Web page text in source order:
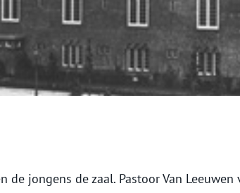
de jongens de zaal. Pastoor Van Leeuwen